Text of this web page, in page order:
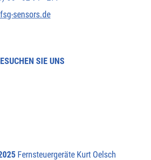
sensors.de
Fernsteuergeräte Kurt Oelsch
SIE UNS